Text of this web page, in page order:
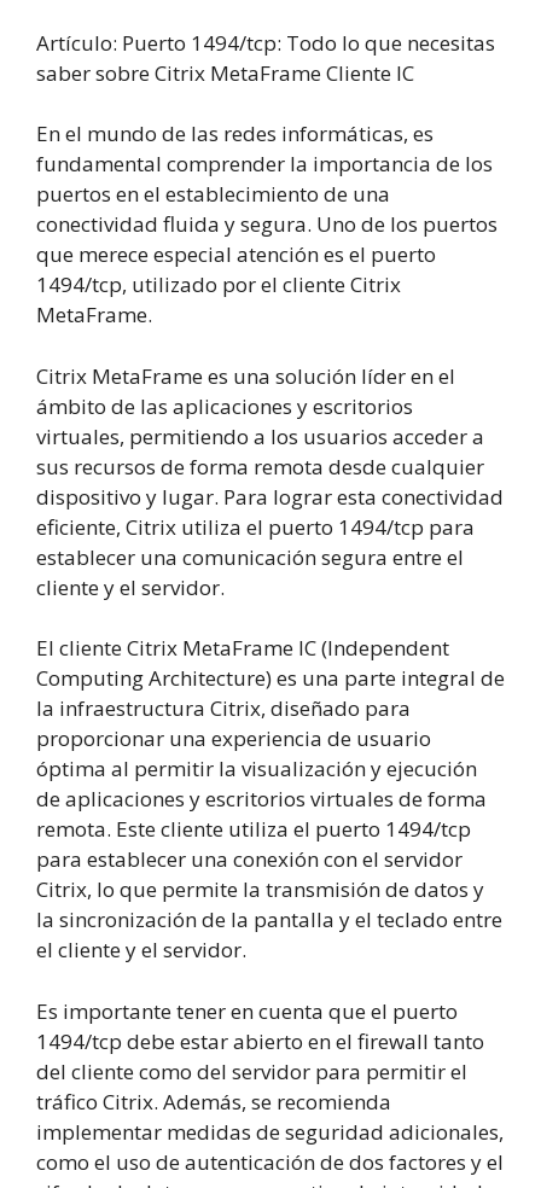
Artículo: Puerto 1494/tcp: Todo lo que necesitas
saber sobre Citrix MetaFrame Cliente IC
En el mundo de las redes informáticas, es
fundamental comprender la importancia de los
puertos en el establecimiento de una
conectividad fluida y segura. Uno de los puertos
que merece especial atención es el puerto
1494/tcp, utilizado por el cliente Citrix
MetaFrame.
Citrix MetaFrame es una solución líder en el
ámbito de las aplicaciones y escritorios
virtuales, permitiendo a los usuarios acceder a
sus recursos de forma remota desde cualquier
dispositivo y lugar. Para lograr esta conectividad
eficiente, Citrix utiliza el puerto 1494/tcp para
establecer una comunicación segura entre el
cliente y el servidor.
El cliente Citrix MetaFrame IC (Independent
Computing Architecture) es una parte integral de
la infraestructura Citrix, diseñado para
proporcionar una experiencia de usuario
óptima al permitir la visualización y ejecución
de aplicaciones y escritorios virtuales de forma
remota. Este cliente utiliza el puerto 1494/tcp
para establecer una conexión con el servidor
Citrix, lo que permite la transmisión de datos y
la sincronización de la pantalla y el teclado entre
el cliente y el servidor.
Es importante tener en cuenta que el puerto
1494/tcp debe estar abierto en el firewall tanto
del cliente como del servidor para permitir el
tráfico Citrix. Además, se recomienda
implementar medidas de seguridad adicionales,
como el uso de autenticación de dos factores y el